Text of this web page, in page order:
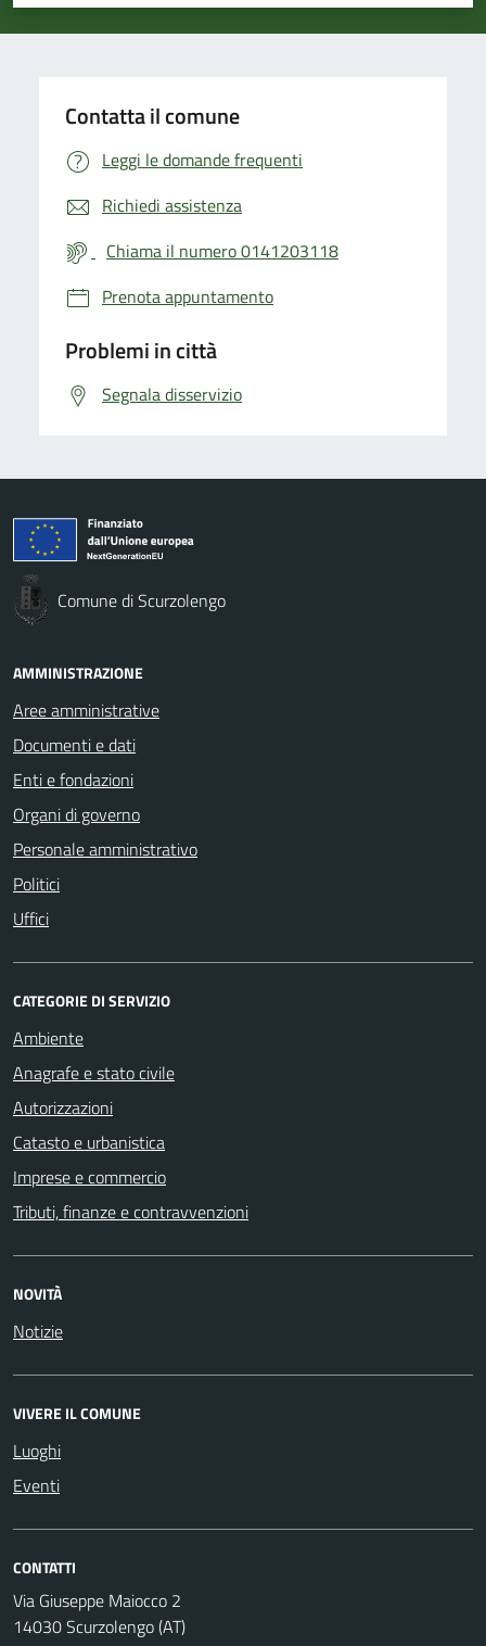
Contatta il comune
Leggi le domande frequenti
Richiedi assistenza
Chiama il numero 0141203118
Prenota appuntamento
Problemi in città
Segnala disservizio
Comune di Scurzolengo
AMMINISTRAZIONE
Aree amministrative
Documenti e dati
Enti e fondazioni
Organi di governo
Personale amministrativo
Politici
Uffici
CATEGORIE DI SERVIZIO
Ambiente
Anagrafe e stato civile
Autorizzazioni
Catasto e urbanistica
Imprese e commercio
Tributi, finanze e contravvenzioni
NOVITÀ
Notizie
VIVERE IL COMUNE
Luoghi
Eventi
CONTATTI
Via Giuseppe Maiocco 2
14030 Scurzolengo (AT)